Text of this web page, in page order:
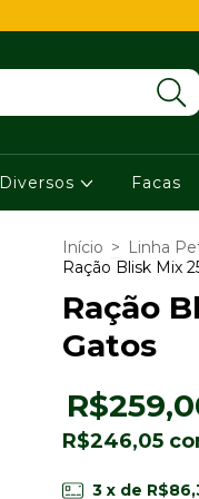
Diversos Facas
Início > Linha
Ração Blisk Mix
Ração
Gatos
R$246,05
3 x de